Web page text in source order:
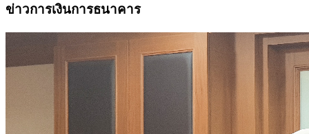
ข่าวการเงินการธนาคาร